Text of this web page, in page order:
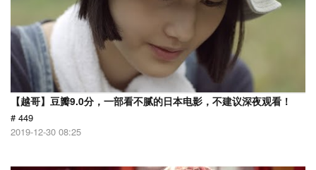
【越哥】豆瓣9.0分，一部看不腻的日本电影，不建议深夜观看！
# 449
2019-12-30 08:25